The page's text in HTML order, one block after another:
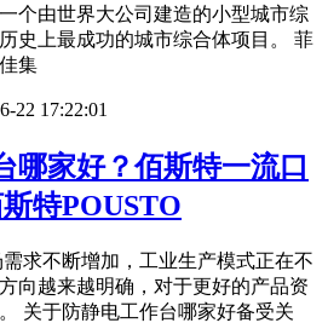
个由世界大公司建造的小型城市综
史上最成功的城市综合体项目。 菲
集
22 17:22:01
哪家好？佰斯特一流口
特POUSTO
求不断增加，工业生产模式正在不
向越来越明确，对于更好的产品资
关于防静电工作台哪家好备受关